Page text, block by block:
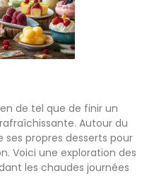
de tel que de finir un
Autour du
propres desserts pour
Voici une exploration des
les chaudes journées